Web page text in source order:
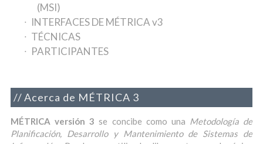
(MSI)
INTERFACES DE MÉTRICA v3
TÉCNICAS
PARTICIPANTES
Acerca de MÉTRICA 3
MÉTRICA versión 3 se concibe como una Metodología de
Planificación, Desarrollo y Mantenimiento de Sistemas de